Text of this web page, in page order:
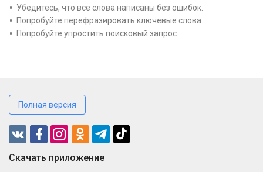
Убедитесь, что все слова написаны без ошибок.
Попробуйте перефразировать ключевые слова.
Попробуйте упростить поисковый запрос.
Полная версия
Cкачать приложение